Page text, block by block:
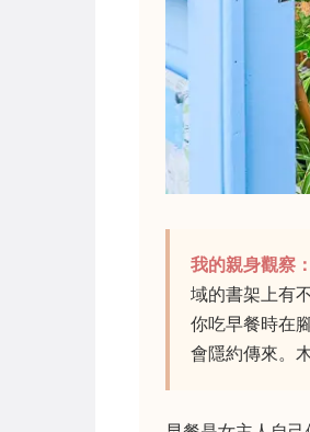
我的親身觀察：
域的書架上有
你吃早餐時在
會隱約傳來。